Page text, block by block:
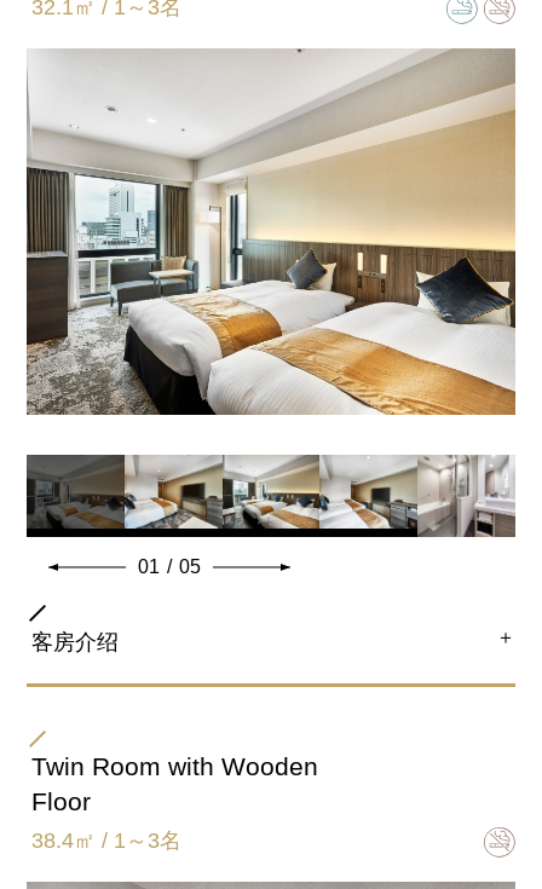
110㎝×195㎝
卫浴间类型
半独立型(浴室和卫生间独立)
加床
加床(可)/加婴儿床(可)
同床儿童限定2名。
全室客房设备及备品
32.1㎡ / 1～3名
01 / 05
客房介绍 ＋
双床房
床尺寸
Twin Room with Wooden
Floor
38.4㎡ / 1～3名